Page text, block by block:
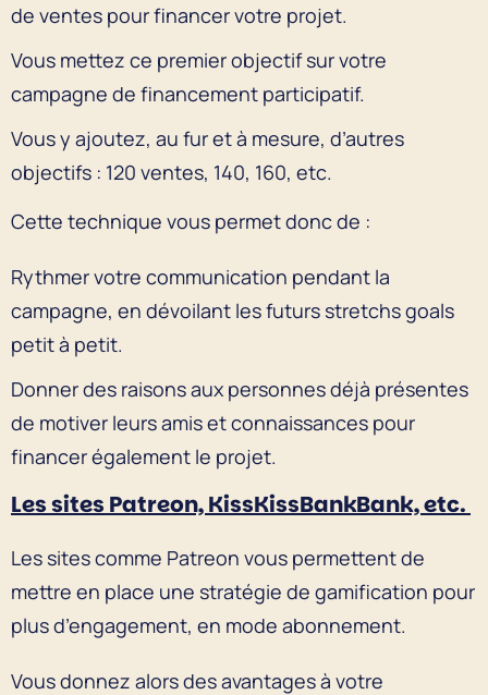
de ventes pour financer votre projet.
Vous mettez ce premier objectif sur votre
campagne de financement participatif.
Vous y ajoutez, au fur et à mesure, d’autres
objectifs : 120 ventes, 140, 160, etc.
Cette technique vous permet donc de :
Rythmer votre communication pendant la
campagne, en dévoilant les futurs stretchs goals
petit à petit.
Donner des raisons aux personnes déjà présentes
de motiver leurs amis et connaissances pour
financer également le projet.
Les sites Patreon, KissKissBankBank, etc.
Les sites comme Patreon vous permettent de
mettre en place une stratégie de gamification pour
plus d’engagement, en mode abonnement.
Vous donnez alors des avantages à votre